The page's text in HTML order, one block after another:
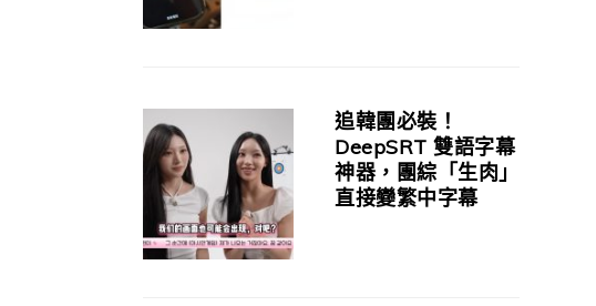
追韓團必裝！
DeepSRT 雙語字幕
神器，團綜「生肉」
直接變繁中字幕